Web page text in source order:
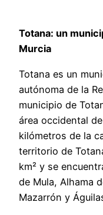
Totana: un
Murcia
Totana es un
autónoma de la
municipio de
área occidental
kilómetros de la
territorio de
km² y se
de Mula, Alhama
Mazarrón y